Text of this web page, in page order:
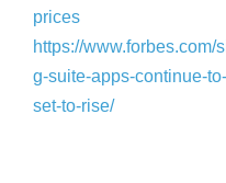
prices
https://
g-suite-apps-continue-
set-to-rise/